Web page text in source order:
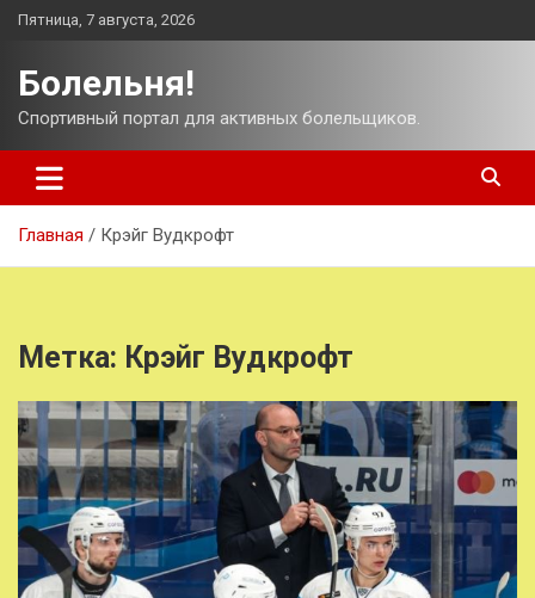
Перейти
Пятница, 7 августа, 2026
Болельня!
Спортивный портал для активных болельщиков.
Главная Крэйг Вудкрофт
Метка: Крэйг Вудкрофт